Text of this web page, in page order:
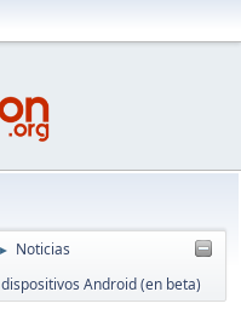
► Noticias
Android (en beta)